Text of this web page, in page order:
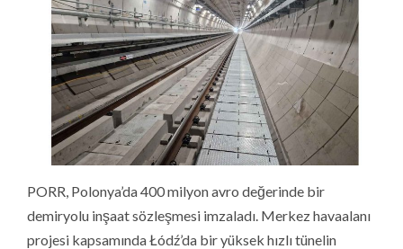
PORR, Polonya’da 400 milyon avro değerinde bir
demiryolu inşaat sözleşmesi imzaladı. Merkez havaalanı
projesi kapsamında Łódź’da bir yüksek hızlı tünelin